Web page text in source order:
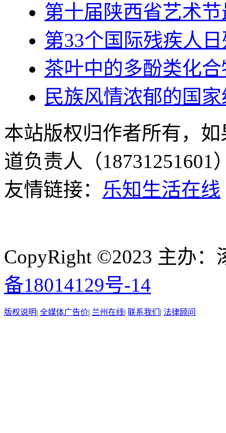
第十届陕西省艺术
第33个国际残疾人
茶叶中的多酚类化
民族风情浓郁的国
本站版权归作者所有，
道负责人（
友情链接： 乐知生活在线
CopyRight ©2023 主办
备18014129号-14
版权说明| 全媒体广告价| 兰州在线| 联系我们 | 法律顾问